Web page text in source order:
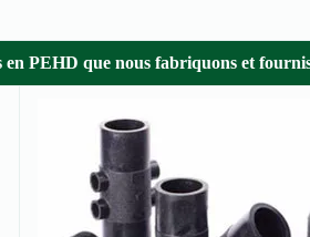
en PEHD que nous fabriquons et